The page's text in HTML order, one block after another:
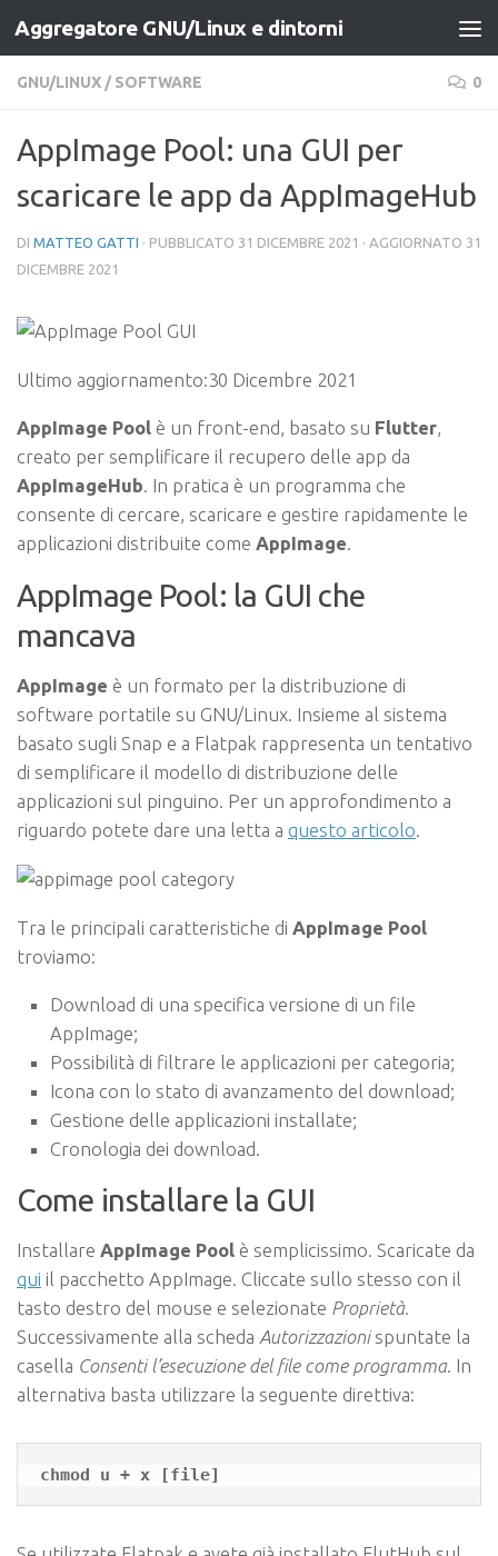
Salta al contenuto
Aggregatore GNU/Linux e dintorni
GNU/LINUX / SOFTWARE 0
AppImage Pool: una GUI per
scaricare le app da AppImageHub
DI MATTEO GATTI · PUBBLICATO 31 DICEMBRE 2021 · AGGIORNATO 31
DICEMBRE 2021
Ultimo aggiornamento:30 Dicembre 2021
AppImage Pool è un front-end, basato su Flutter
creato per semplificare il recupero delle app da
AppImageHub . In pratica è un programma che
consente di cercare, scaricare e gestire rapidamente le
applicazioni distribuite come AppImage
AppImage Pool: la GUI che
mancava
AppImage è un formato per la distribuzione di
software portatile su GNU/Linux. Insieme al sistema
basato sugli Snap e a Flatpak rappresenta un tentativo
di semplificare il modello di distribuzione delle
applicazioni sul pinguino. Per un approfondimento a
riguardo potete dare una letta a questo articolo.
Tra le principali caratteristiche di AppImage Pool
troviamo:
Download di una specifica versione di un file
AppImage;
Possibilità di filtrare le applicazioni per categoria;
Icona con lo stato di avanzamento del download;
Gestione delle applicazioni installate;
Cronologia dei download.
Come installare la GUI
Installare AppImage Pool è semplicissimo. Scaricate da
qui il pacchetto AppImage. Cliccate sullo stesso con il
tasto destro del mouse e selezionate Proprietà.
Successivamente alla scheda Autorizzazionispuntate la
casella Consenti l’esecuzione del file come programma. In
alternativa basta utilizzare la seguente direttiva: